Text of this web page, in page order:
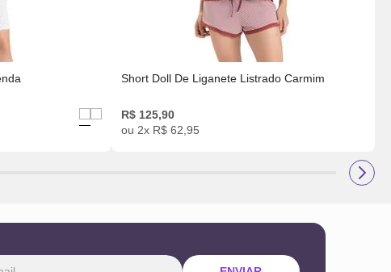
Short Doll De Liganete Listrado Carmim
R$ 125,90
ou 2x R$ 62 95